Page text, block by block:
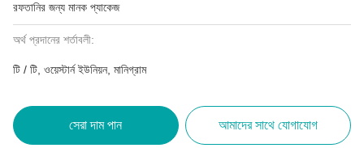
রফতানির জন্য মানক প্যাকেজ
অর্থ প্রদানের শর্তাবলী:
টি / টি, ওয়েস্টার্ন ইউনিয়ন, মানিগ্রাম
সেরা দাম পান আমাদের সাথে যোগাযোগ